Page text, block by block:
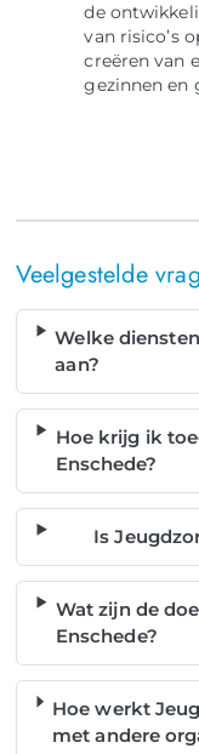
de
van risico’s
creëren van
gezinnen en
Veelgestelde
Welke
aan?
Hoe krijg ik
Enschede?
Is
Wat zijn de
Enschede?
Hoe werkt
met andere